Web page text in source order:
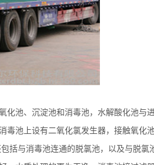
化池、沉淀池和消毒池，水解酸化池与
毒池上设有二氧化氯发生器，接触氧化
括与消毒池连通的脱氯池，以及与脱氯